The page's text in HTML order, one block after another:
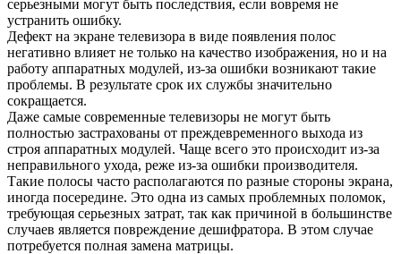
серьезными могут быть последствия, если вовремя не
устранить ошибку.
Дефект на экране телевизора в виде появления полос
негативно влияет не только на качество изображения, но и на
работу аппаратных модулей, из-за ошибки возникают такие
проблемы. В результате срок их службы значительно
сокращается.
Даже самые современные телевизоры не могут быть
полностью застрахованы от преждевременного выхода из
строя аппаратных модулей. Чаще всего это происходит из-за
неправильного ухода, реже из-за ошибки производителя.
Такие полосы часто располагаются по разные стороны экрана,
иногда посередине. Это одна из самых проблемных поломок,
требующая серьезных затрат, так как причиной в большинстве
случаев является повреждение дешифратора. В этом случае
потребуется полная замена матрицы.